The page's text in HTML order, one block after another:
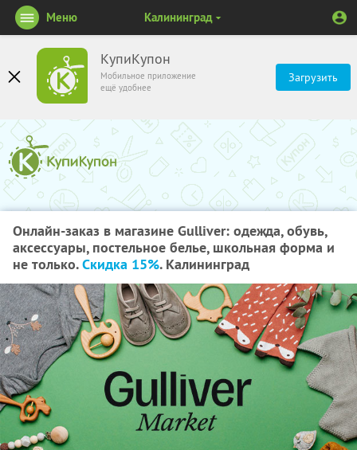
КупиКупон
Мобильное приложение
ещё удобнее
Загрузить
Меню Калининград
Онлайн-заказ в магазине Gulliver: одежда, обувь,
аксессуары, постельное белье, школьная форма и
не только.Скидка 15%. Калининград